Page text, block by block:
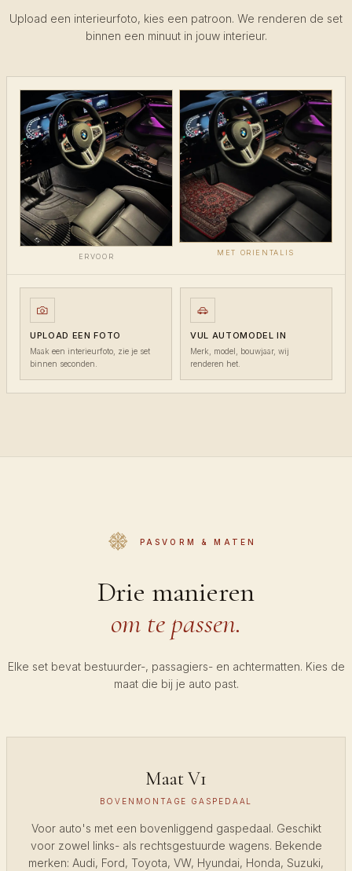
Upload een interieurfoto, kies een patroon. We renderen de set
binnen een minuut in jouw interieur.
ERVOOR
MET ORIENTALIS
UPLOAD EEN FOTO
Maak een interieurfoto, zie je set
binnen seconden.
VUL AUTOMODEL IN
Merk, model, bouwjaar, wij
renderen het.
PASVORM & MATEN
Drie manieren
om te passen.
Elke set bevat bestuurder-, passagiers- en achtermatten. Kies de
maat die bij je auto past.
Maat V1
BOVENMONTAGE GASPEDAAL
Voor auto's met een bovenliggend gaspedaal. Geschikt
voor zowel links- als rechtsgestuurde wagens. Bekende
merken: Audi, Ford, Toyota, VW, Hyundai, Honda, Suzuki,